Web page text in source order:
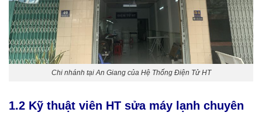
Chi nhánh tại An Giang của Hệ Thống Điện Tử HT
1.2 Kỹ thuật viên HT sửa máy lạnh chuyên